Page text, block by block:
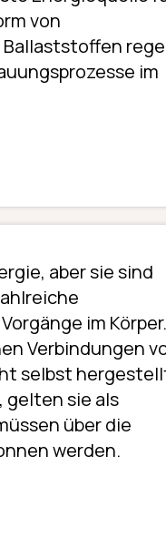
von
im
aber sie sind
im
Verbindungen
selbst
gelten sie als
über die
werden.